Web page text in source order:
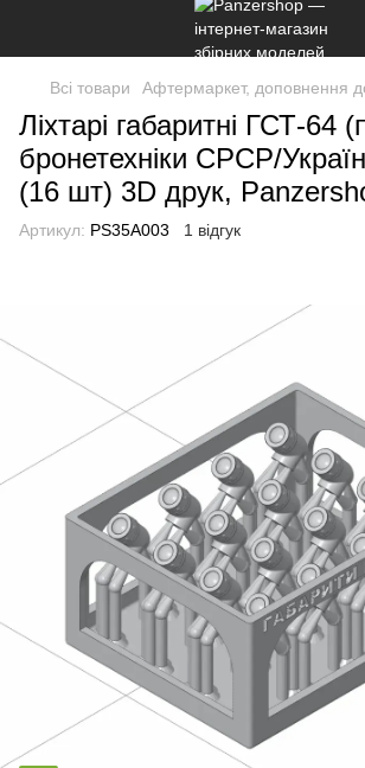
Всі товари Афтермаркет, доповнення
Ліхтарі габаритні ГСТ-64
бронетехніки СРСР/
(16 шт) 3D друк,
Артикул: PS35A003 1 відгук